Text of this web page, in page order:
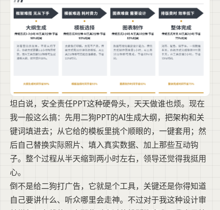
坦白说，安全责任PPT这种硬骨头，天天做谁也烦。现在
我一般这么搞：先用二狗PPT的AI生成大纲，把架构和关
键词填进去；从它给的模板里挑个顺眼的，一键套用；然
后自己替换实际照片、填入真实数据、加上那些互动钩
子。整个过程从半天缩到两小时左右，领导还觉得我挺用
心。
倒不是给二狗打广告，它就是个工具，关键还是你得知道
自己要讲什么、听众哪里会走神。不过对于我这种设计审